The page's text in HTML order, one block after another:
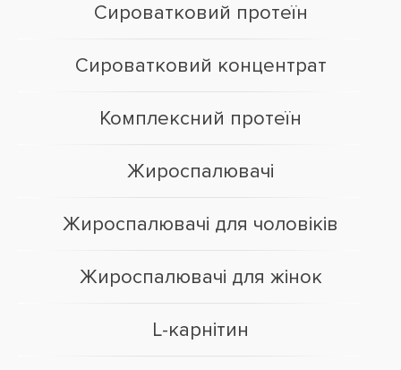
Сироватковий протеїн
Сироватковий концентрат
Комплексний протеїн
Жироспалювачі
Жироспалювачі для чоловіків
Жироспалювачі для жінок
L-карнітин